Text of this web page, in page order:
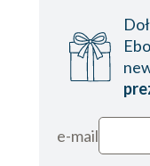
e-mail